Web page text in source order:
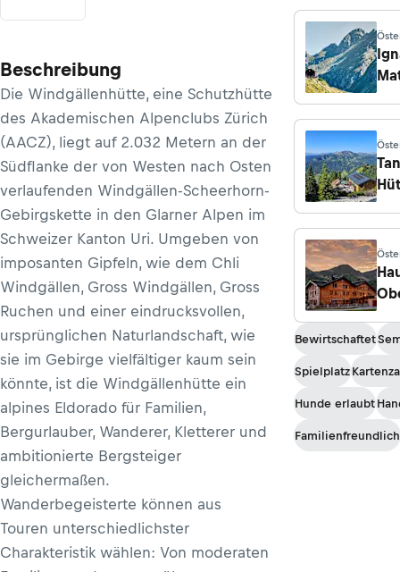
Beschreibung
Die Windgällenhütte, eine Schutzhütte
des Akademischen Alpenclubs Zürich
(AACZ), liegt auf 2.032 Metern an der
Südflanke der von Westen nach Osten
verlaufenden Windgällen-Scheerhorn-
Gebirgskette in den Glarner Alpen im
Schweizer Kanton Uri. Umgeben von
imposanten Gipfeln, wie dem Chli
Windgällen, Gross Windgällen, Gross
Ruchen und einer eindrucksvollen,
ursprünglichen Naturlandschaft, wie
sie im Gebirge vielfältiger kaum sein
könnte, ist die Windgällenhütte ein
alpines Eldorado für Familien,
Bergurlauber, Wanderer, Kletterer und
ambitionierte Bergsteiger
gleichermaßen.
Wanderbegeisterte können aus
Touren unterschiedlichster
Charakteristik wählen: Von moderaten
Bewirtschaftet
Spielplatz
Hunde erlaubt
Familienfreundlich